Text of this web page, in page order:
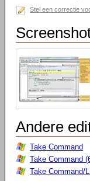
Stel een correctie
Andere
Take Command
Take Command
Take Command/